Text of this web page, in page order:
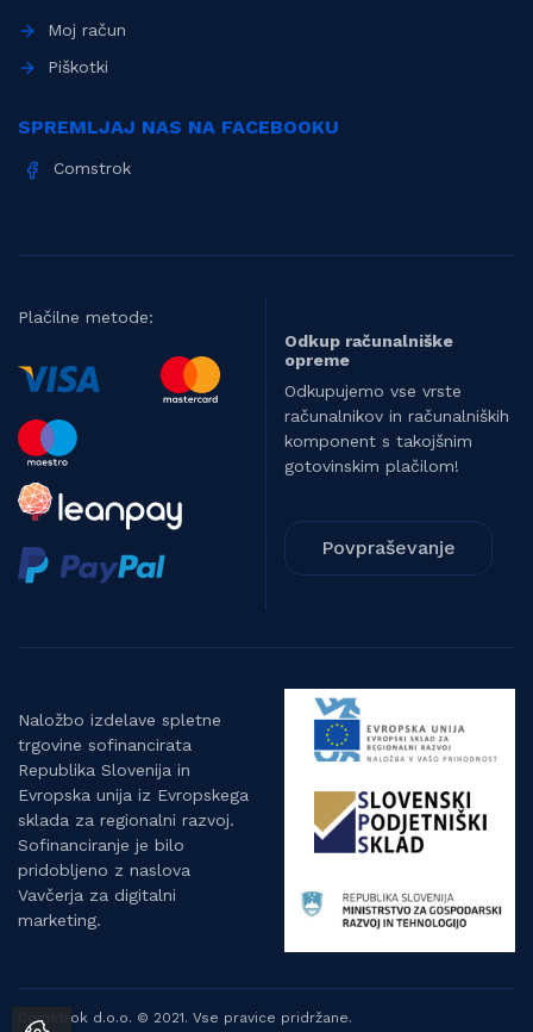
Moj račun
Piškotki
SPREMLJAJ NAS NA FACEBOOKU
Comstrok
Plačilne metode:
Odkup računalniške
opreme
Odkupujemo vse vrste
računalnikov in računalniških
komponent s takojšnim
gotovinskim plačilom!
Povpraševanje
Naložbo izdelave spletne
trgovine sofinancirata
Republika Slovenija in
Evropska unija iz Evropskega
sklada za regionalni razvoj.
Sofinanciranje je bilo
pridobljeno z naslova
Vavčerja za digitalni
marketing.
Comstrok d.o.o. © 2021. Vse pravice pridržane.